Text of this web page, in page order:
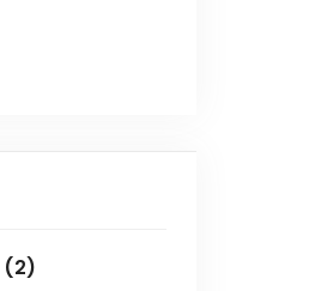
(2)